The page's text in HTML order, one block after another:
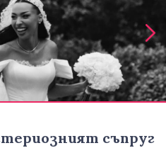
съпруг